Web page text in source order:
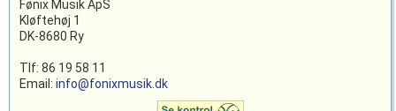
Fønix Musik ApS
Kløftehøj 1
DK-8680 Ry
Tlf: 86 19 58 11
Email: info@fonixmusik.dk